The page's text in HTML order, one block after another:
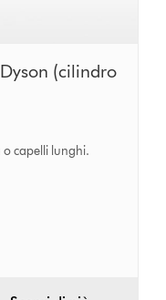
(cilindro
o capelli lunghi.